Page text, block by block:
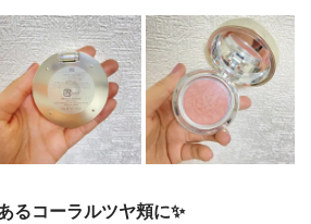
るコーラルツヤ頬に✨